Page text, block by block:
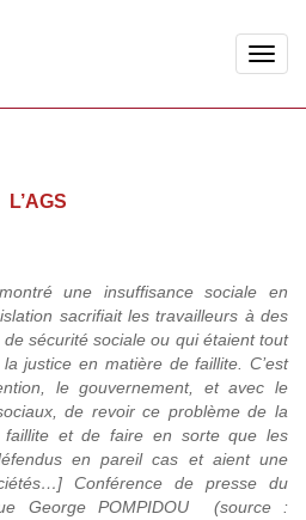
Toggle
L’AGS
une insuffisance sociale en
sacrifiait les travailleurs à des
sécurité sociale ou qui étaient tout
justice en matière de faillite. C’est
le gouvernement, et avec le
de revoir ce problème de la
et de faire en sorte que les
en pareil cas et aient une
Conférence de presse du
George POMPIDOU (source :